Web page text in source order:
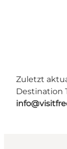
Zuletzt
Destination